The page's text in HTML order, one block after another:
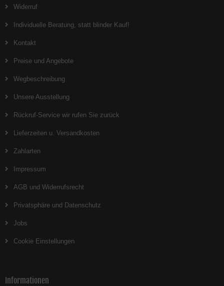
Widerruf
Individuelle Beratung, statt blinder Kauf!
Kontakt
Preise und Angebote
Wegbeschreibung
Unsere Ausstellung
Rückruf-Service wir rufen Sie zurück
Lieferzeiten u. Versandkosten
Zahlarten
Impressum
AGB und Widerrufsrecht
Privatsphäre und Datenschutz
Jobs
Cookie Einstellungen
Informationen